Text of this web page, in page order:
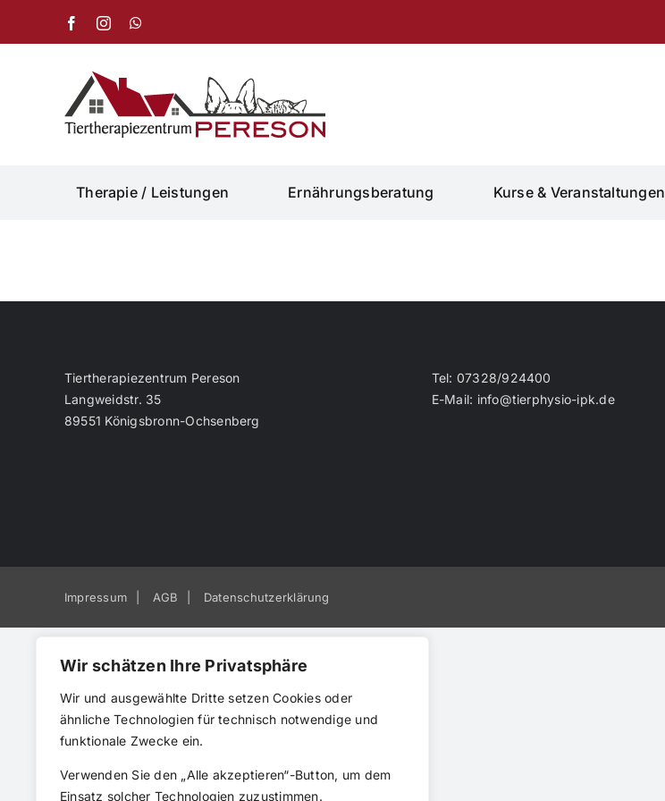
Wir schätzen Ihre Privatsphäre
Wir und ausgewählte Dritte setzen Cookies oder
ähnliche Technologien für technisch notwendige und
funktionale Zwecke ein.
Verwenden Sie den „Alle akzeptieren“-Button, um dem
Einsatz solcher Technologien zuzustimmen.
FacebookInstagramWhatsApp
Therapie / Leistungen Ernährungsberatung Kurse & Veranstaltungen
Tiertherapiezentrum Pereson
Langweidstr. 35
89551 Königsbronn-Ochsenberg
Tel: 07328/924400
E-Mail: info@tierphysio-ipk.de
Impressum AGB Datenschutzerklärung